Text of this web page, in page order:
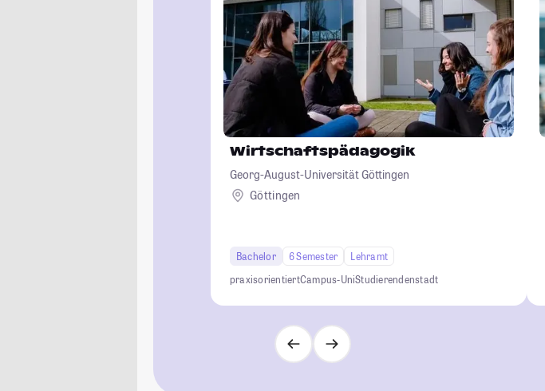
Wirtschaftspädagogik
Georg-August-Universität Göttingen
Göttingen
Bachelor 6 Semester
Lehramt
praxisorientiertCampus-UniStudierendenstadt